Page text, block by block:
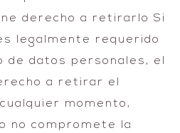
derecho a retirarlo Si
legalmente requerido
datos personales, el
a retirar el
momento,
no compromete la